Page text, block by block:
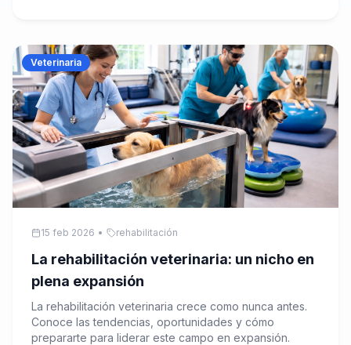
Veterinaria
15 feb 2026 • rehabilitación
La rehabilitación veterinaria: un nicho en
plena expansión
La rehabilitación veterinaria crece como nunca antes.
Conoce las tendencias, oportunidades y cómo
prepararte para liderar este campo en expansión.